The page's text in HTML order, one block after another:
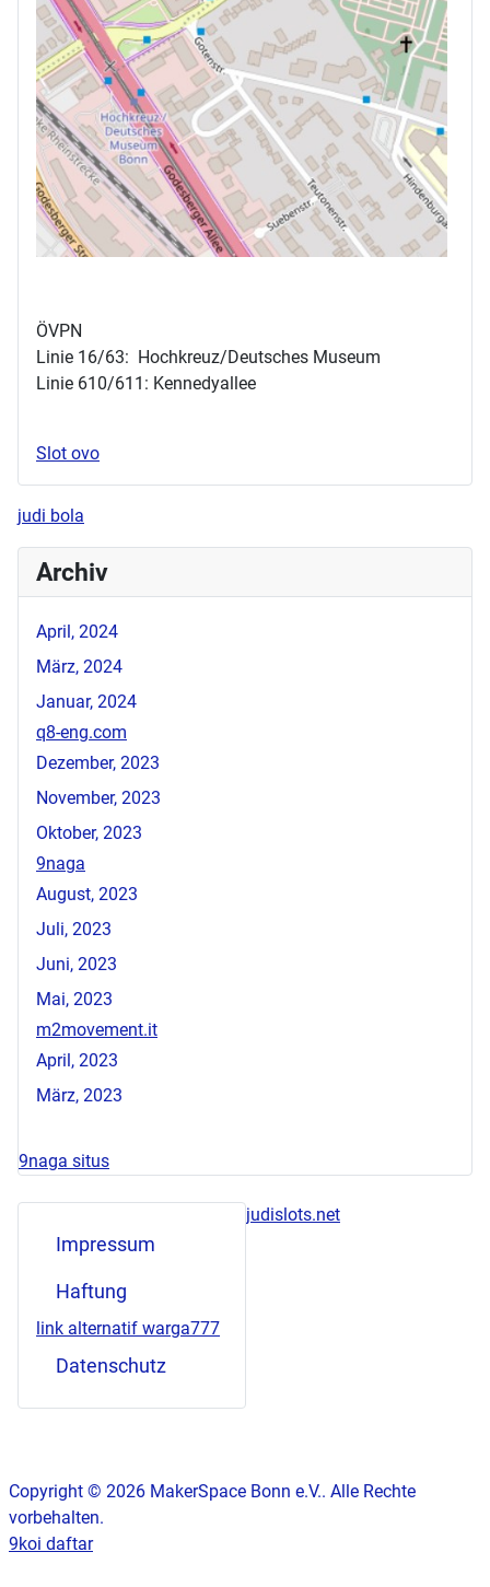
ÖVPN
Linie 16/63: Hochkreuz/Deutsches Museum
Linie 610/611: Kennedyallee
Slot ovo
judi bola
Archiv
April, 2024
März, 2024
Januar, 2024
q8-eng.com
Dezember, 2023
November, 2023
Oktober, 2023
9naga
August, 2023
Juli, 2023
Juni, 2023
Mai, 2023
m2movement.it
April, 2023
März, 2023
9naga situs
Impressum
Haftung
link alternatif warga777
Datenschutz
judislots.net
Copyright © 2026 MakerSpace Bonn e.V.. Alle Rechte
vorbehalten.
9koi daftar